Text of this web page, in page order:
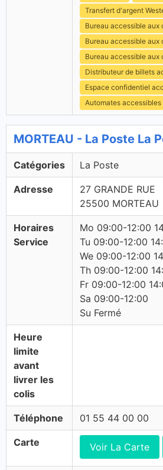
Transfert d'argent
Bureau accessible
Bureau accessible
Bureau accessible
Distributeur de billets
Espace confidentiel
Automates
MORTEAU - La Poste La
Catégories La Poste
Adresse
27 GRANDE RUE
25500 MORTEAU
Horaires
Service
Mo 09:00-12:00
Tu 09:00-12:00
We 09:00-12:00
Th 09:00-12:00
Fr 09:00-12:00
Sa 09:00-12:00
Su Fermé
Heure
limite
avant
livrer les
colis
Téléphone 01 55 44 00 00
Carte Voir La Carte